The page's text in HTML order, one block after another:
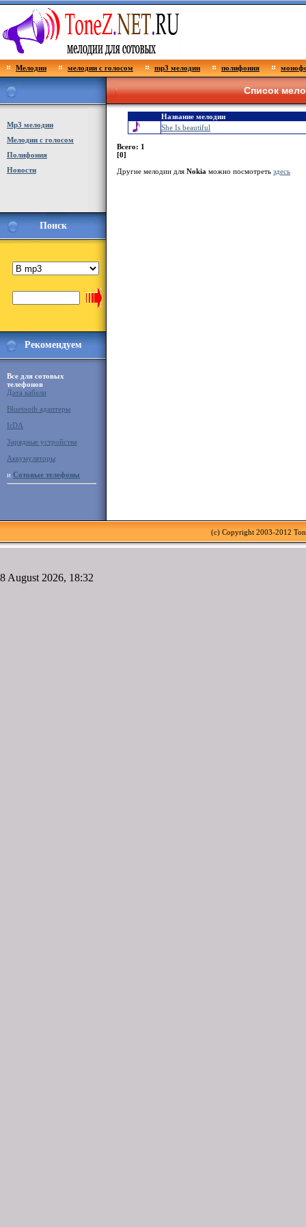
Мелодии мелодии с голосом mp3 мелодии полифония
Мp3 мелодии
Мелодии с голосом
Полифония
Новости
Поиск
Рекомендуем
Все для сотовых
телефонов
Дата кабели
Bluetooth адаптеры
IrDA
Зарядные устройства
Аккумуляторы
и Сотовые телефоны
Список
Название мелодии
She Is beautiful
Всего: 1
[0]
Другие мелодии для Nokia можно посмотреть здесь
(c) Copyright 2003-2012
8 August 2026, 18:32